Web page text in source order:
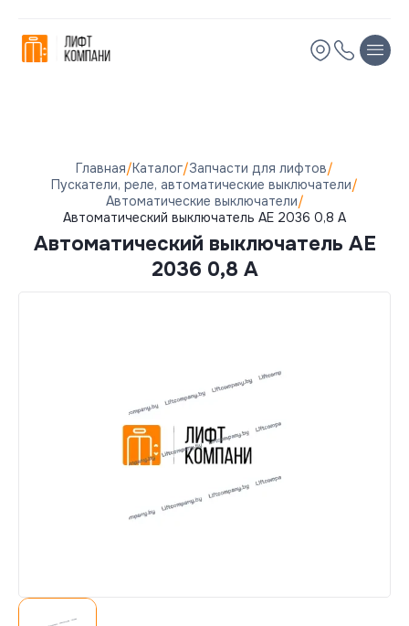
Главная/Каталог/Запчасти для лифтов/
Пускатели, реле, автоматические выключатели/
Автоматические выключатели/
Автоматический выключатель АЕ 2036 0,8 А
Автоматический выключатель АЕ
2036 0,8 А
Телефон
Электронная почта
Согласна(-ен) на обработку персональных
Телефон
Электронная почта
Согласна(-ен) на обработку персональных
Отправить